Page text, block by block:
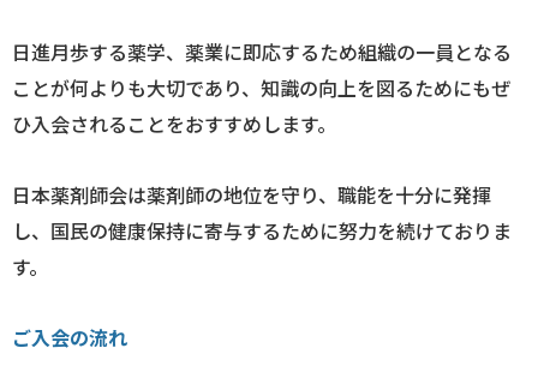
日進月歩する薬学、薬業に即応するため組織の一員となる
ことが何よりも大切であり、知識の向上を図るためにもぜ
ひ入会されることをおすすめします。
日本薬剤師会は薬剤師の地位を守り、職能を十分に発揮
し、国民の健康保持に寄与するために努力を続けておりま
す。
ご入会の流れ